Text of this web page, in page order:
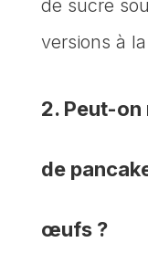
de sucre
versions à
2. Peut-
de
œufs ?